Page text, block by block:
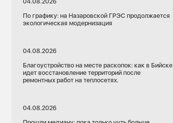
По графику: на Назаровской ГРЭС продолжается
экологическая модернизация
04.08.2026
Благоустройство на месте раскопок: как в Бийске
идет восстановление территорий после
ремонтных работ на теплосетях.
04.08.2026